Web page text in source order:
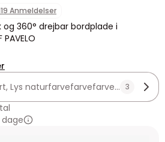
Anmeldelser
360° drejbar bordplade i
Lys naturfarvefarvefarvefarve
3